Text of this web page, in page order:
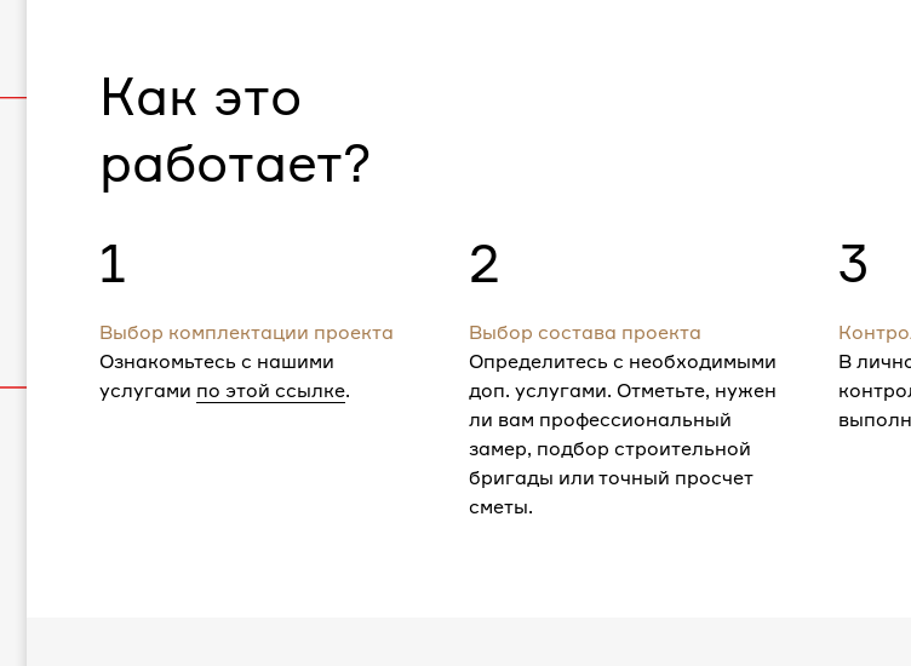
Как это
работает?
1
Выбор комплектации проекта
Ознакомьтесь с нашими
услугами по этой ссылке.
2
Выбор состава проекта
Определитесь с необходимыми
доп. услугами. Отметьте, нужен
ли вам профессиональный
замер, подбор строительной
бригады или точный просчет
сметы.
3
В